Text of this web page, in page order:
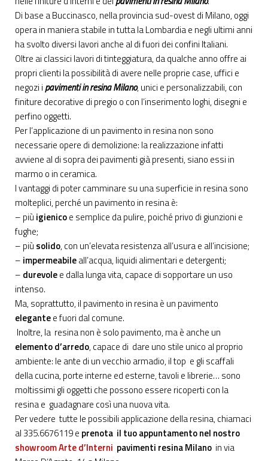
Di base a Buccinasco, nella provincia sud-ovest di Milano, oggi
opera in maniera stabile in tutta la Lombardia e negli ultimi anni
ha svolto diversi lavori anche al di fuori dei confini Italiani.
Oltre ai classici lavori di tinteggiatura, da qualche anno offre ai
propri clienti la possibilità di avere nelle proprie case, uffici e
negozi ipavimenti in resina Milano, unici e personalizzabili, con
finiture decorative di pregio o con l’inserimento loghi, disegni e
perfino oggetti.
Per l’applicazione di un pavimento in resina non sono
necessarie opere di demolizione: la realizzazione infatti
avviene al di sopra dei pavimenti già presenti, siano essi in
marmo o in ceramica.
I vantaggi di poter camminare su una superficie in resina sono
molteplici, perché un pavimento in resina è:
– più igienicoe semplice da pulire, poiché privo di giunzioni e
fughe;
– più solido, con un’elevata resistenza all’usura e all’incisione;
– impermeabileall’acqua, liquidi alimentari e detergenti;
– durevolee dalla lunga vita, capace di sopportare un uso
intenso.
Ma, soprattutto, il pavimento in resina è un pavimento
elegantee fuori dal comune.
Inoltre, la resina non è solo pavimento, ma è anche un
elemento d’arredo, capace di dare uno stile unico al proprio
ambiente: le ante di un vecchio armadio, il top e gli scaffali
della cucina, porte interne ed esterne, tavoli e librerie… sono
moltissimi gli oggetti che possono essere ricoperti con la
resina e guadagnare così una nuova vita.
Per vedere tutte le possibili applicazione della resina, chiamaci
al 335.6676119 e prenota il tuo appuntamento nel nostro
showroom Arte d’Interni pavimenti resina Milano in via